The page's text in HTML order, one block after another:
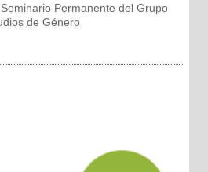
Permanente del Grupo
de Género